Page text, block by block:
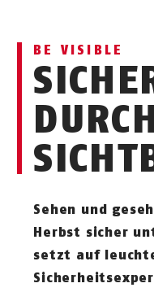
BE VISIBLE
Sehen und
Herbst sicher
setzt auf